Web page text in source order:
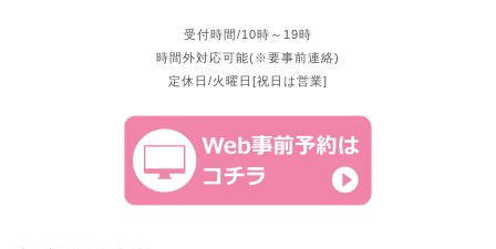
受付時間/10時～19時
時間外対応可能(※要事前連絡)
定休日/火曜日[祝日は営業]